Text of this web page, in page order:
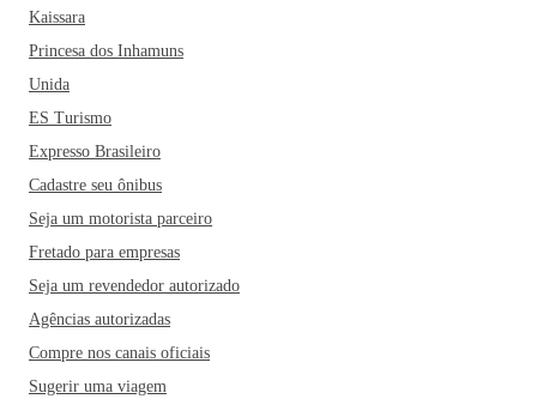
Kaissara
Princesa dos Inhamuns
Unida
ES Turismo
Expresso Brasileiro
Cadastre seu ônibus
Seja um motorista parceiro
Fretado para empresas
Seja um revendedor autorizado
Agências autorizadas
Compre nos canais oficiais
Sugerir uma viagem